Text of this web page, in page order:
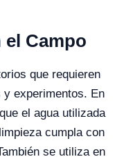
Campo
que requieren
y experimentos. En
el agua utilizada
cumpla con
se utiliza en